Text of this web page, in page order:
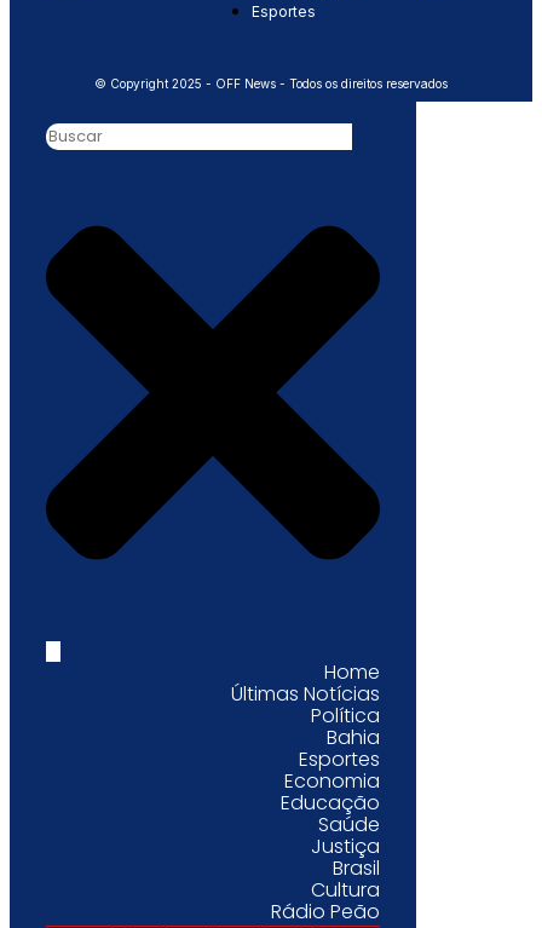
Esportes
© Copyright 2025 - OFF News - Todos os direitos reservados
Home
Últimas Notícias
Política
Bahia
Esportes
Economia
Educação
Saúde
Justiça
Brasil
Cultura
Rádio Peão